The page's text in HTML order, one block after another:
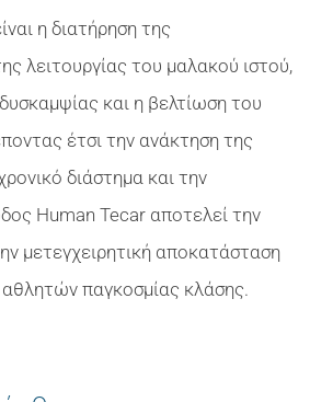
η διατήρηση της
λειτουργίας του μαλακού ιστού,
και η βελτίωση του
έτσι την ανάκτηση της
διάστημα και την
Human Tecar αποτελεί την
μετεγχειρητική αποκατάσταση
παγκοσμίας κλάσης.